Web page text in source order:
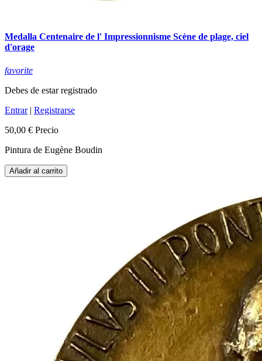
Medalla Centenaire de l' Impressionnisme Scène de plage, ciel
d'orage
favorite
Debes de estar registrado
Entrar| Registrarse
50,00 € Precio
Pintura de Eugène Boudin
Añadir al carrito